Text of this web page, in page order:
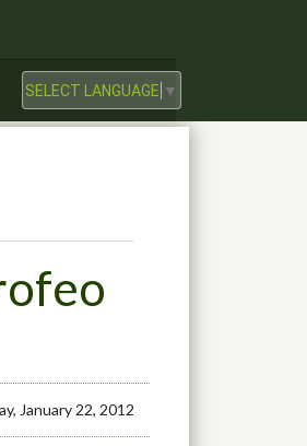
SELECT LANGUAGE ▼
January 22, 2012